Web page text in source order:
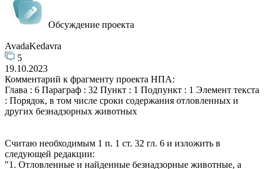
Обсуждение проекта
AvadaKedavra
5
19.10.2023
Комментарий к фрагменту проекта НПА:
Глава : 6 Параграф : 32 Пункт : 1 Подпункт : 1 Элемент текста
: Порядок, в том числе сроки содержания отловленных и
других безнадзорных животных
Считаю необходимым 1 п. 1 ст. 32 гл. 6 и изложить в
следующей редакции:
"1. Отловленные и найденные безнадзорные животные, а